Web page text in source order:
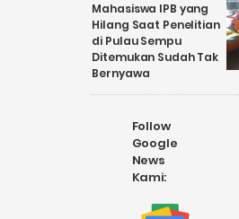
Mahasiswa IPB yang
Hilang Saat Penelitian
di Pulau Sempu
Ditemukan Sudah Tak
Bernyawa
Follow
Google
News
Kami: